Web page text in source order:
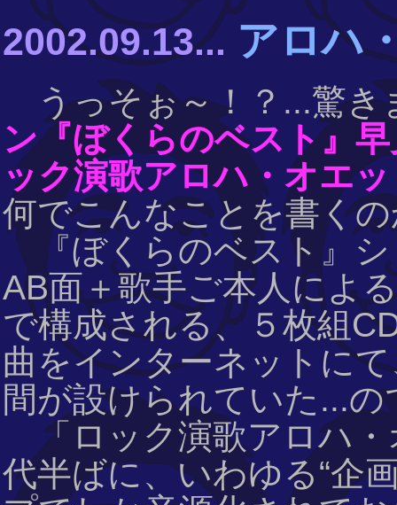
2002.09.13... アロハ
うっそぉ～！？...驚
ン『ぼくらのベスト』
ック演歌アロハ・オエ
何でこんなことを書く
『ぼくらのベスト』シ
AB面＋歌手ご本人によ
で構成される、５枚組
曲をインターネットに
間が設けられていた...の
「ロック演歌アロハ・
代半ばに、いわゆる“企